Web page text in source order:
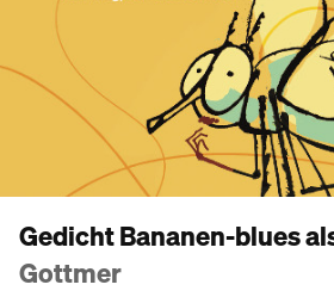
Gedicht Bananen-blues
Gottmer